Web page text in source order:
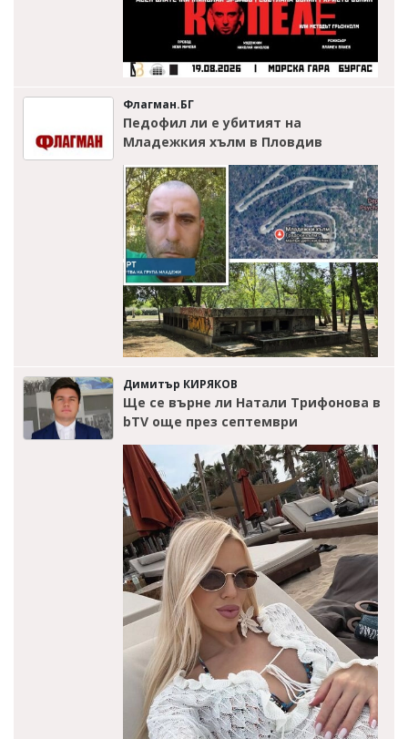
Флагман.БГ
Педофил ли е убитият на
Младежкия хълм в Пловдив
Димитър КИРЯКОВ
Ще се върне ли Натали Трифонова в
bTV още през септември